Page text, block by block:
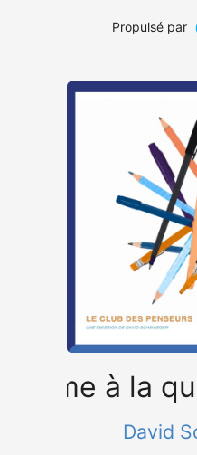
Propulsé par
à la
David